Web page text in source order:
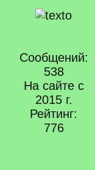
Сообщений:
538
На сайте с
2015 г.
Рейтинг:
776